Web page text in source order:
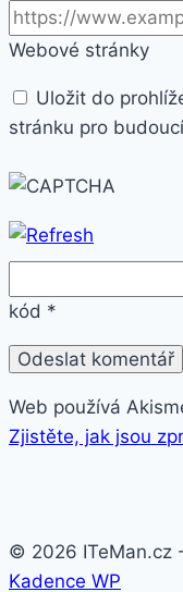
Webové stránky
Uložit do
stránku pro
kód *
Web používá
Zjistěte, jak jsou
© 2026 ITeMan.cz
Kadence WP